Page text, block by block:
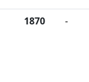
1870 -